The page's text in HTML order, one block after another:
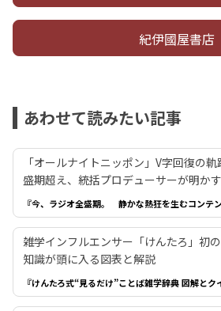
紀伊國屋書店
あわせて読みたい記事
「オールナイトニッポン」V字回復の
盛期超え、統括プロデューサーが明か
『今、ラジオ全盛期。 静かな熱狂を生むコンテン
雑学インフルエンサー「けんたろ」初
知識が頭に入る図表と解説
『けんたろ式“見るだけ”ことば雑学辞典 図解とク